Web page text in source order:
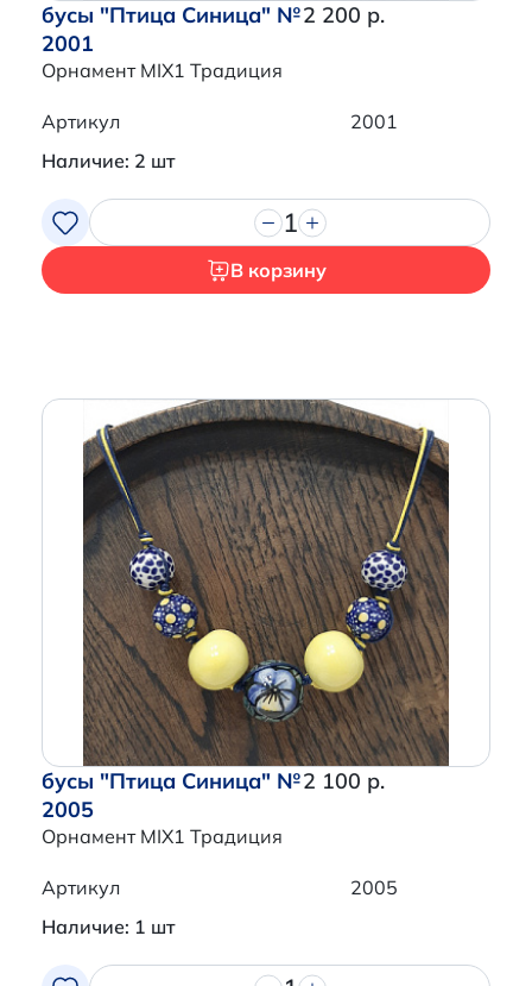
бусы "Птица Синица" №
2001
Орнамент MIX1 Традиция
2 200 р.
Артикул
2001
Наличие: 2 шт
1
В корзину
бусы "Птица Синица" №
2005
Орнамент MIX1 Традиция
2 100 р.
Артикул
2005
Наличие: 1 шт